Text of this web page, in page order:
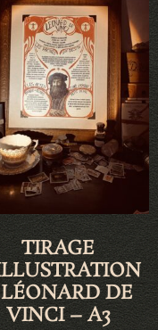
TIRAGE
DE
VINCI – A3